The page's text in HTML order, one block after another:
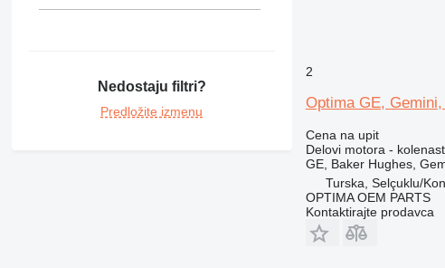
Nedostaju filtri?
Predložite izmenu
2
Optima GE,
Cena na upit
Delovi motora -
GE, Baker Hughes,
Turska, Selçuklu/
OPTIMA OEM PARTS
Kontaktirajte prodavca